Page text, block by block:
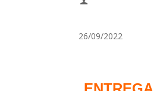
26/09/2022